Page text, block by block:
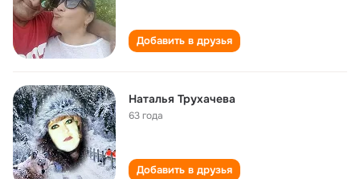
Добавить в друзья
Наталья Трухачева
63 года
Добавить в друзья